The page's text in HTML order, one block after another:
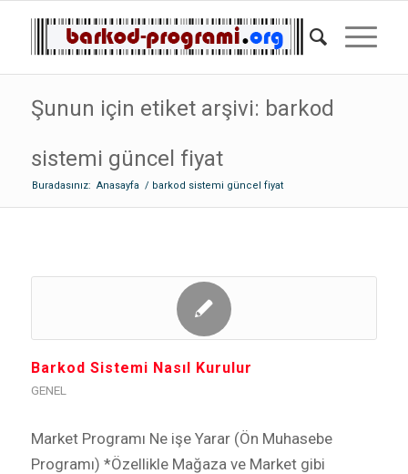
Şunun için etiket arşivi: barkod
sistemi güncel fiyat
Buradasınız: Anasayfa / barkod sistemi güncel fiyat
Barkod Sistemi Nasıl Kurulur
GENEL
Market Programı Ne işe Yarar (Ön Muhasebe
Programı) *Özellikle Mağaza ve Market gibi